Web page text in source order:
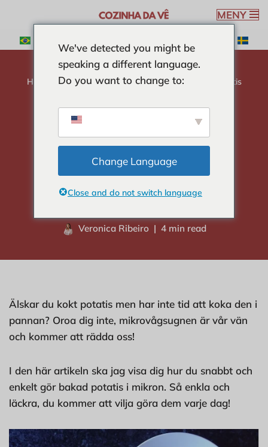
till
MENY
Hem TRICKS & TIPS- Hur man gör mikrovågspotatis
Hur man gör
mikrovågspotatis
snabbt och enkelt
Veronica Ribeiro 4 min read
Älskar du kokt potatis men har inte tid att koka den i
pannan? Oroa dig inte, mikrovågsugnen är vår vän
och kommer att rädda oss!
I den här artikeln ska jag visa dig hur du snabbt och
enkelt gör bakad potatis i mikron. Så enkla och
läckra, du kommer att vilja göra dem varje dag!
We've detected you might be
speaking a different language.
Do you want to change to:
Change Language
Close and do not switch language